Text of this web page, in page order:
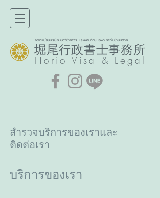
จดทะเบียนบริษัท ขอวีซ่าถาวร แรงงานทักษะเฉพาะทางในย่านมิตากะ
Horio Visa & Legal
堀尾行政書士事務所​
สำรวจบริการของเราและ
ติดต่อเรา
บริการของเรา